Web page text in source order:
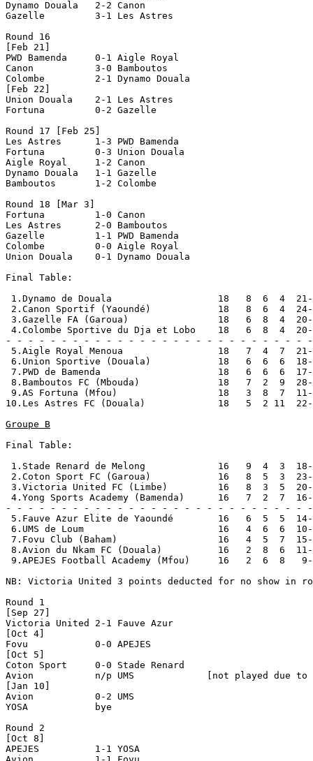
Dynamo Douala   2-2 Canon
Gazelle         3-1 Les Astres
Round 16
[Feb 21]
PWD Bamenda     0-1 Aigle Royal
Canon           3-0 Bamboutos
Colombe         2-1 Dynamo Douala
[Feb 22]
Union Douala    2-1 Les Astres
Fortuna         0-2 Gazelle
Round 17 [Feb 25]
Les Astres      1-3 PWD Bamenda
Fortuna         0-3 Union Douala
Aigle Royal     1-2 Canon
Dynamo Douala   1-1 Gazelle
Bamboutos       1-2 Colombe
Round 18 [Mar 3]
Fortuna         1-0 Canon
Les Astres      2-0 Bamboutos
Gazelle         1-1 PWD Bamenda
Colombe         0-0 Aigle Royal
Union Douala    0-1 Dynamo Douala
Final Table:
1.Dynamo de Douala                   18   8  6  4
2.Canon Sportif (Yaoundé)            18   8  6  4
3.Gazelle FA (Garoua)                18   6  8  4
4.Colombe Sportive du Dja et Lobo    18   6  8  4
- - - - - - - - - - - - - - - - - - - - - - - - - - -
5.Aigle Royal Menoua
6.Union Sportive (Douala)            18   6  6  6
7.PWD de Bamenda                     18   6  6  6
8.Bamboutos FC (Mbouda)
9.AS Fortuna (Mfou)                  18   3  8  7
10.Les Astres FC (Douala)             18   5  2 11
Groupe B
Final Table:
1.Stade Renard de Melong
2.Coton Sport FC (Garoua)            16
3.Victoria United FC (Limbe)         16   8
4.Yong Sports Academy (Bamenda)      16   7  2
- - - - - - - - - - - - - - - - - - - - - - - - - - -
5.Fauve Azur Elite de Yaoundé        16   6  5  5
6.UMS de Loum
7.Fovu Club (Baham)
8.Avion du Nkam FC (Douala)
9.APEJES Football Academy (Mfou)
NB: Victoria United 3 points deducted for no show in
Round 1
[Sep 27]
Victoria United 2-1 Fauve Azur
[Oct 4]
Fovu            0-0 APEJES
[Oct 5]
Coton Sport     0-0 Stade Renard
Avion           n/p UMS             [not played due to
[Jan 10]
Avion           0-2 UMS
YOSA            bye
Round 2
[Oct 8]
APEJES          1-1 YOSA